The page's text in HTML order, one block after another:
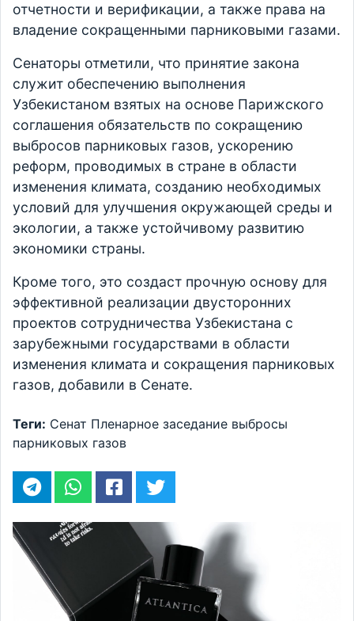
отчетности и верификации, а также права на
владение сокращенными парниковыми газами.
Сенаторы отметили, что принятие закона
служит обеспечению выполнения
Узбекистаном взятых на основе Парижского
соглашения обязательств по сокращению
выбросов парниковых газов, ускорению
реформ, проводимых в стране в области
изменения климата, созданию необходимых
условий для улучшения окружающей среды и
экологии, а также устойчивому развитию
экономики страны.
Кроме того, это создаст прочную основу для
эффективной реализации двусторонних
проектов сотрудничества Узбекистана с
зарубежными государствами в области
изменения климата и сокращения парниковых
газов, добавили в Сенате.
Теги: Сенат Пленарное заседание выбросы
парниковых газов